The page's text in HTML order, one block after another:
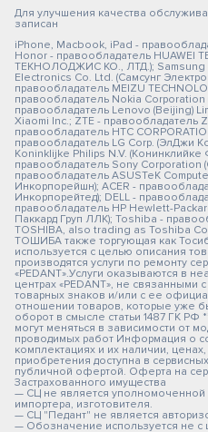
Для улучшения качества
записан
iPhone, Macbook, iPad -
Honor - правообладатель HUAWEI
ТЕКНОЛОДЖИС КО., ЛТД.); Samsung
Electronics Co. Ltd. (Самсунг
правообладатель MEIZU
правообладатель Nokia
правообладатель Lenovo (Beijing)
Xiaomi Inc.; ZTE - правообладатель
правообладатель HTC
правообладатель LG Corp. (ЭлДжи
Koninklijke Philips N.V.
правообладатель Sony Corporation
правообладатель ASUSTeK
Инкорпорейшн); ACER -
Инкорпорейтед); DELL -
правообладатель HP Hewlett-
Паккард Груп ЛЛК); Toshiba -
TOSHIBA, also trading as Toshiba
ТОШИБА также торгующая как
используется с целью описания
производятся услуги по ремонту
«PEDANT».Услуги оказываются в
центрах «PEDANT», не
товарных знаков и/или с ее
отношении товаров, которые уже
оборот в смысле статьи 1487 ГК РФ
могут меняться в зависимости от
проводимых работ Информация о
комплектациях и их наличии,
приобретения доступна в
публичной офертой. Оферта на
Застрахованного имущества
— СЦ не является уполномоченной
импортера, изготовителя.
— СЦ "Педант" не является
— Обозначение используется не с